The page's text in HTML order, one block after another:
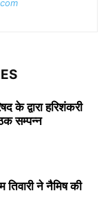
के द्वारा हरिशंकरी
सम्पन्न
ने नैमिष की